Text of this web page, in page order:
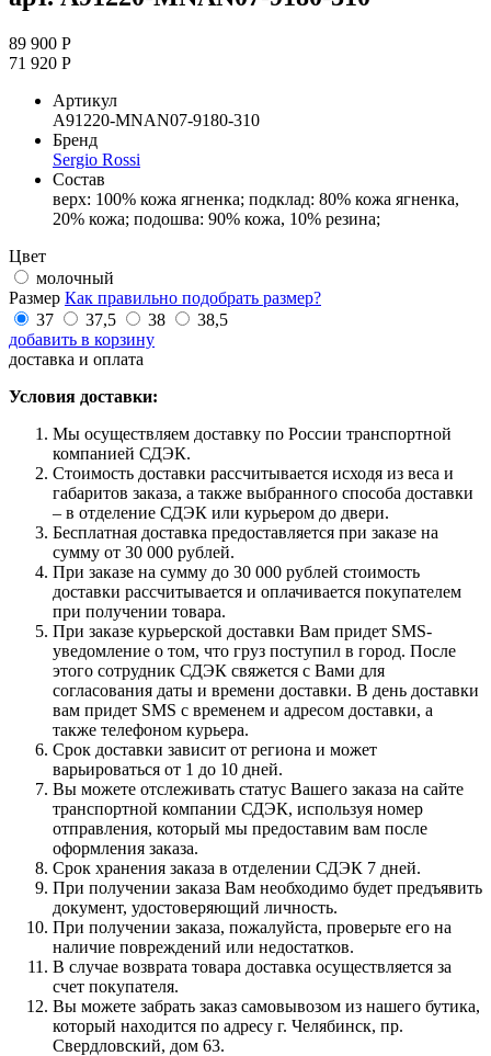
89 900 Р
71 920 Р
Артикул
A91220-MNAN07-9180-310
Бренд
Sergio Rossi
Состав
верх: 100% кожа ягненка; подклад: 80% кожа ягненка,
20% кожа; подошва: 90% кожа, 10% резина;
Цвет
молочный
Размер Как правильно подобрать размер?
37
37,5 38
38,5
добавить в корзину
доставка и оплата
Условия доставки:
Мы осуществляем доставку по России транспортной
компанией СДЭК.
Стоимость доставки рассчитывается исходя из веса и
габаритов заказа, а также выбранного способа доставки
– в отделение СДЭК или курьером до двери.
Бесплатная доставка предоставляется при заказе на
сумму от 30 000 рублей.
При заказе на сумму до 30 000 рублей стоимость
доставки рассчитывается и оплачивается покупателем
при получении товара.
При заказе курьерской доставки Вам придет SMS-
уведомление о том, что груз поступил в город. После
этого сотрудник СДЭК свяжется с Вами для
согласования даты и времени доставки. В день доставки
вам придет SMS с временем и адресом доставки, а
также телефоном курьера.
Срок доставки зависит от региона и может
варьироваться от 1 до 10 дней.
Вы можете отслеживать статус Вашего заказа на сайте
транспортной компании СДЭК, используя номер
отправления, который мы предоставим вам после
оформления заказа.
Срок хранения заказа в отделении СДЭК 7 дней.
При получении заказа Вам необходимо будет предъявить
документ, удостоверяющий личность.
При получении заказа, пожалуйста, проверьте его на
наличие повреждений или недостатков.
В случае возврата товара доставка осуществляется за
счет покупателя.
Вы можете забрать заказ самовывозом из нашего бутика,
который находится по адресу г. Челябинск, пр.
Свердловский, дом 63.